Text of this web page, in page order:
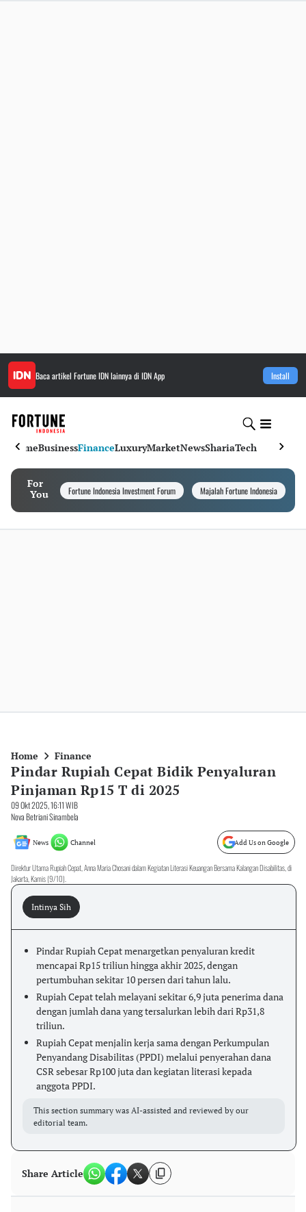
Baca artikel Fortune IDNlainnya di IDN App Install
HomeBusinessFinanceLuxuryMarketNewsShariaTech
For
You
Fortune Indonesia Investment Forum Majalah Fortune Indonesia
Home Finance
Pindar Rupiah Cepat Bidik Penyaluran
Pinjaman Rp15 T di 2025
09 Okt 2025, 16:11 WIB
Nova Betriani Sinambela
News Channel Add Us on Google
Direktur Utama Rupiah Cepat, Anna Maria Chosani dalam Kegiatan Literasi Keuangan Bersama Kalangan Disabilitas, di
Jakarta, Kamis (9/10).
Intinya Sih
Pindar Rupiah Cepat menargetkan penyaluran kredit
mencapai Rp15 triliun hingga akhir 2025, dengan
pertumbuhan sekitar 10 persen dari tahun lalu.
Rupiah Cepat telah melayani sekitar 6,9 juta penerima dana
dengan jumlah dana yang tersalurkan lebih dari Rp31,8
triliun.
Rupiah Cepat menjalin kerja sama dengan Perkumpulan
Penyandang Disabilitas (PPDI) melalui penyerahan dana
CSR sebesar Rp100 juta dan kegiatan literasi kepada
anggota PPDI.
This section summary was AI-assisted and reviewed by our
editorial team.
Share Article